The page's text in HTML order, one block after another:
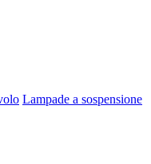
Lampade a sospensione